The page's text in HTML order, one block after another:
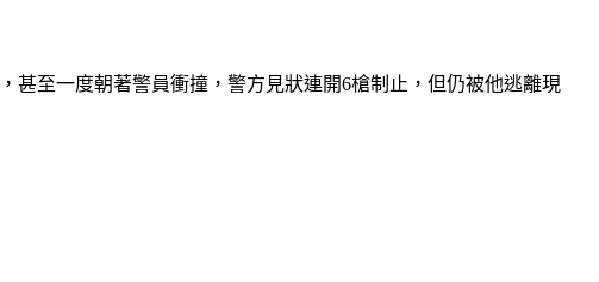
甚至一度朝著警員衝撞，警方見狀連開6槍制止，但仍被他逃離現